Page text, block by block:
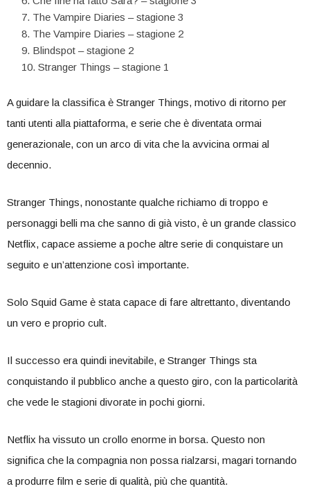
The Vampire Diaries – stagione 3
The Vampire Diaries – stagione 2
Blindspot – stagione 2
Stranger Things – stagione 1
A guidare la classifica è Stranger Things, motivo di ritorno per
tanti utenti alla piattaforma, e serie che è diventata ormai
generazionale, con un arco di vita che la avvicina ormai al
decennio.
Stranger Things, nonostante qualche richiamo di troppo e
personaggi belli ma che sanno di già visto, è un grande classico
Netflix, capace assieme a poche altre serie di conquistare un
seguito e un’attenzione così importante.
Solo Squid Game è stata capace di fare altrettanto, diventando
un vero e proprio cult.
Il successo era quindi inevitabile, e Stranger Things sta
conquistando il pubblico anche a questo giro, con la particolarità
che vede le stagioni divorate in pochi giorni.
Netflix ha vissuto un crollo enorme in borsa. Questo non
significa che la compagnia non possa rialzarsi, magari tornando
a produrre film e serie di qualità, più che quantità.